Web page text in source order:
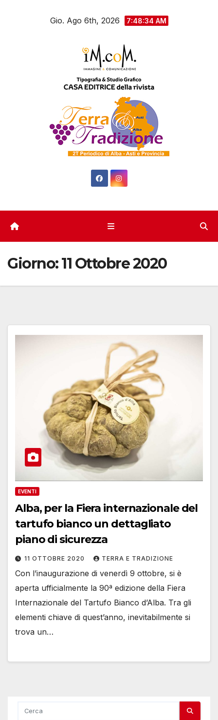
Gio. Ago 6th, 2026 7:48:34 AM
Giorno:11 Ottobre 2020
EVENTI
Alba, per la Fiera internazionale del
tartufo bianco un dettagliato
piano di sicurezza
11 OTTOBRE 2020 TERRA E TRADIZIONE
Con l’inaugurazione di venerdì 9 ottobre, si è
aperta ufficialmente la 90ª edizione della Fiera
Internazionale del Tartufo Bianco d’Alba. Tra gli
elementi chiave di quest’anno, inevitabilmente si
trova un…